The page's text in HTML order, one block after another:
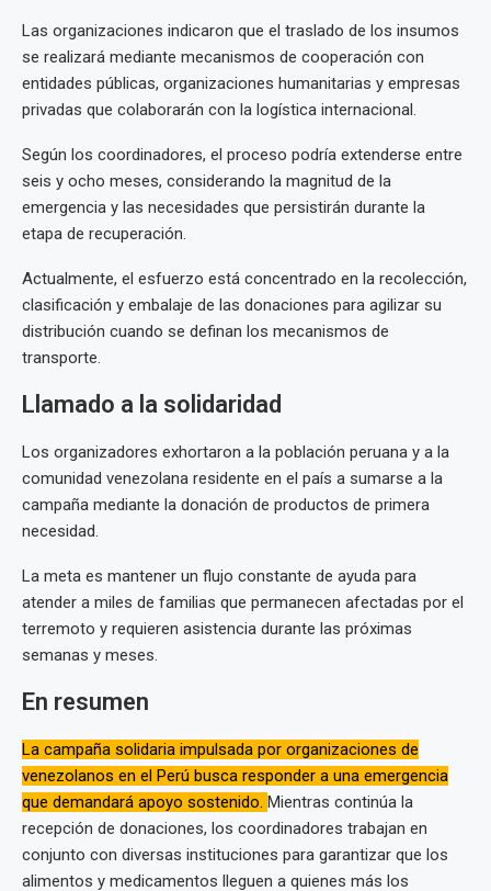
Las organizaciones indicaron que el traslado de los insumos
se realizará mediante mecanismos de cooperación con
entidades públicas, organizaciones humanitarias y empresas
privadas que colaborarán con la logística internacional.
Según los coordinadores, el proceso podría extenderse entre
seis y ocho meses, considerando la magnitud de la
emergencia y las necesidades que persistirán durante la
etapa de recuperación.
Actualmente, el esfuerzo está concentrado en la recolección,
clasificación y embalaje de las donaciones para agilizar su
distribución cuando se definan los mecanismos de
transporte.
Llamado a la solidaridad
Los organizadores exhortaron a la población peruana y a la
comunidad venezolana residente en el país a sumarse a la
campaña mediante la donación de productos de primera
necesidad.
La meta es mantener un flujo constante de ayuda para
atender a miles de familias que permanecen afectadas por el
terremoto y requieren asistencia durante las próximas
semanas y meses.
En resumen
La campaña solidaria impulsada por organizaciones de
venezolanos en el Perú busca responder a una emergencia
que demandará apoyo sostenido. Mientras continúa la
recepción de donaciones, los coordinadores trabajan en
conjunto con diversas instituciones para garantizar que los
alimentos y medicamentos lleguen a quienes más los